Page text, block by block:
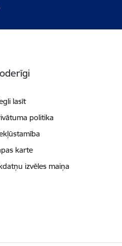
lasīt
politika
karte
izvēles maiņa